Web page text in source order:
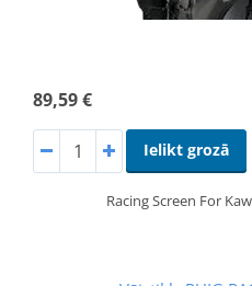
89,59 €
Ielikt grozā
Racing Screen For